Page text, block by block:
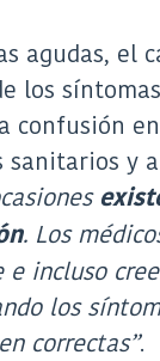
agudas, el
los
confusión
sanitarios y
. Los
e incluso
los
correctas”.